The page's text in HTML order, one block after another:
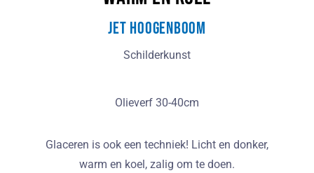
Jet Hoogenboom
Schilderkunst
Olieverf 30-40cm
Glaceren is ook een techniek! Licht en donker,
warm en koel, zalig om te doen.